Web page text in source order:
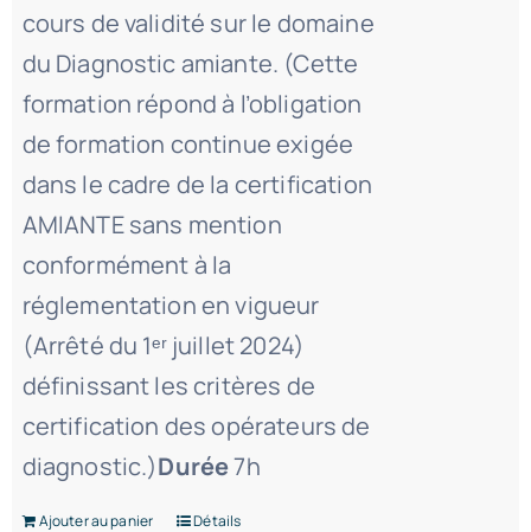
cours de validité sur le domaine
du Diagnostic amiante. (Cette
formation répond à l’obligation
de formation continue exigée
dans le cadre de la certification
AMIANTE sans mention
conformément à la
réglementation en vigueur
(Arrêté du 1ᵉʳ juillet 2024)
définissant les critères de
certification des opérateurs de
diagnostic.)Durée7h
Ajouter au panier Détails